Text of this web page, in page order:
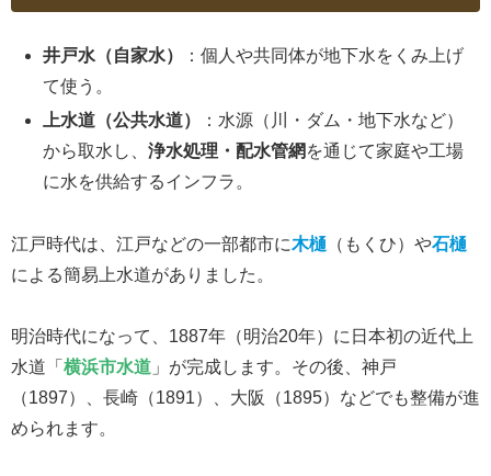
井戸水（自家水）
：個人や共同体が地下水をくみ上げ
て使う。
上水道（公共水道）
：水源（川・ダム・地下水など）
から取水し、浄水処理・配水管網 を通じて家庭や工場
に水を供給するインフラ。
江戸時代は、江戸などの一部都市に木樋 （もくひ）や石樋
による簡易上水道がありました。
明治時代になって、1887年（明治20年）に日本初の近代上
水道「 横浜市水道 」が完成します。その後、神戸
（1897）、長崎（1891）、大阪（1895）などでも整備が進
められます。